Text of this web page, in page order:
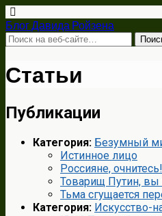
Блог Давида Ройзена
Статьи
Публикации
Категория: Безумный
Истинное лицо
Россияне, очнитесь!
Товарищ Путин,
Тьма сгущается
Категория: Искусство-